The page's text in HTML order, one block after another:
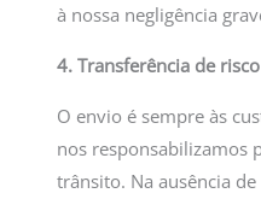
à nossa negligência
4. Transferência de risco
O envio é sempre às
nos responsabilizamos
trânsito. Na ausência